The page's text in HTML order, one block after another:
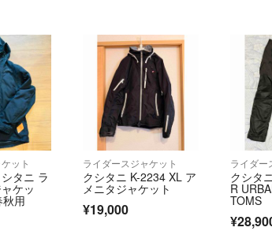
ット
タニ ラ
ケッ
秋用
ライダースジャケット
クシタニ K-2234 XL ア
メニタジャケット
¥19,000
ライダー
クシタ
R
TOMS